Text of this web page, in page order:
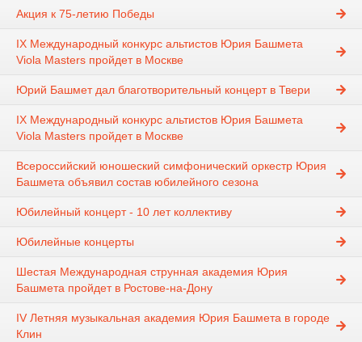
Акция к 75-летию Победы
IX Международный конкурс альтистов Юрия Башмета
Viola Masters пройдет в Москве
Юрий Башмет дал благотворительный концерт в Твери
IX Международный конкурс альтистов Юрия Башмета
Viola Masters пройдет в Москве
Всероссийский юношеский симфонический оркестр Юрия
Башмета объявил состав юбилейного сезона
Юбилейный концерт - 10 лет коллективу
Юбилейные концерты
Шестая Международная струнная академия Юрия
Башмета пройдет в Ростове-на-Дону
IV Летняя музыкальная академия Юрия Башмета в городе
Клин